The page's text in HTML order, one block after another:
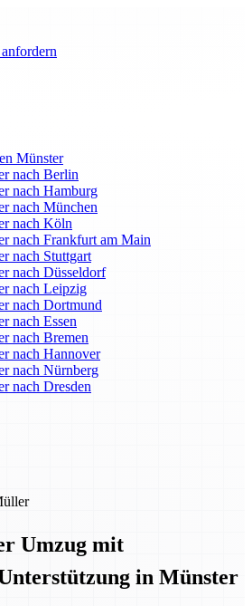
Münster
nach Berlin
nach Hamburg
nach München
nach Köln
nach Frankfurt am Main
nach Stuttgart
nach Düsseldorf
nach Leipzig
nach Dortmund
nach Essen
nach Bremen
nach Hannover
nach Nürnberg
nach Dresden
Umzug mit
in Münster